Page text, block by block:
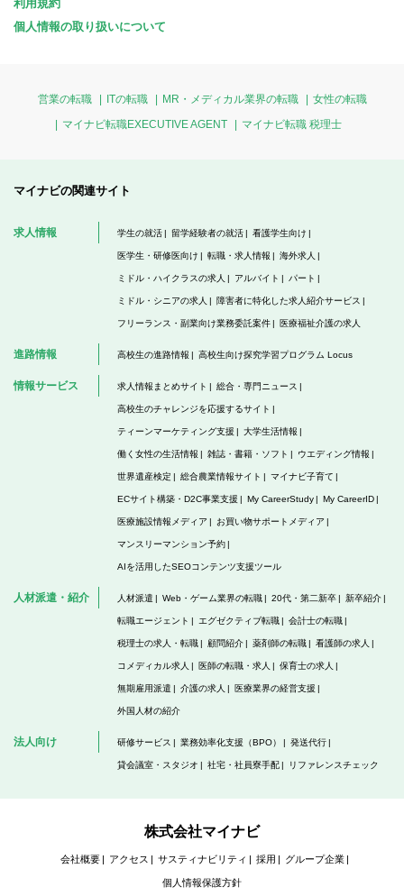
利用規約
個人情報の取り扱いについて
営業の転職 ITの転職 MR・メディカル業界の転職
女性の転職
マイナビ転職EXECUTIVE AGENT
マイナビ転職 税理士
マイナビの関連サイト
求人情報 学生の就活 留学経験者の就活 看護学生向け
医学生・研修医向け 転職・求人情報 海外求人
ミドル・ハイクラスの求人 アルバイト パート
ミドル・シニアの求人 障害者に特化した求人紹介サービス
フリーランス・副業向け業務委託案件 医療福祉介護の求人
進路情報 高校生の進路情報 高校生向け探究学習プログラム Locus
情報サービス 求人情報まとめサイト 総合・専門ニュース
高校生のチャレンジを応援するサイト
ティーンマーケティング支援 大学生活情報
働く女性の生活情報 雑誌・書籍・ソフト ウエディング情報
世界遺産検定 総合農業情報サイト マイナビ子育て
ECサイト構築・D2C事業支援 My CareerStudy My CareerID
医療施設情報メディア お買い物サポートメディア
マンスリーマンション予約
AIを活用したSEOコンテンツ支援ツール
人材派遣・紹介 人材派遣 Web・ゲーム業界の転職 20代・第二新卒 新卒紹介
転職エージェント エグゼクティブ転職 会計士の転職
税理士の求人・転職 顧問紹介 薬剤師の転職 看護師の求人
コメディカル求人 医師の転職・求人 保育士の求人
無期雇用派遣 介護の求人 医療業界の経営支援
外国人材の紹介
法人向け 研修サービス 業務効率化支援（BPO） 発送代行
貸会議室・スタジオ 社宅・社員寮手配 リファレンスチェック
株式会社マイナビ
会社概要 アクセス サスティナビリティ 採用 グループ企業
個人情報保護方針